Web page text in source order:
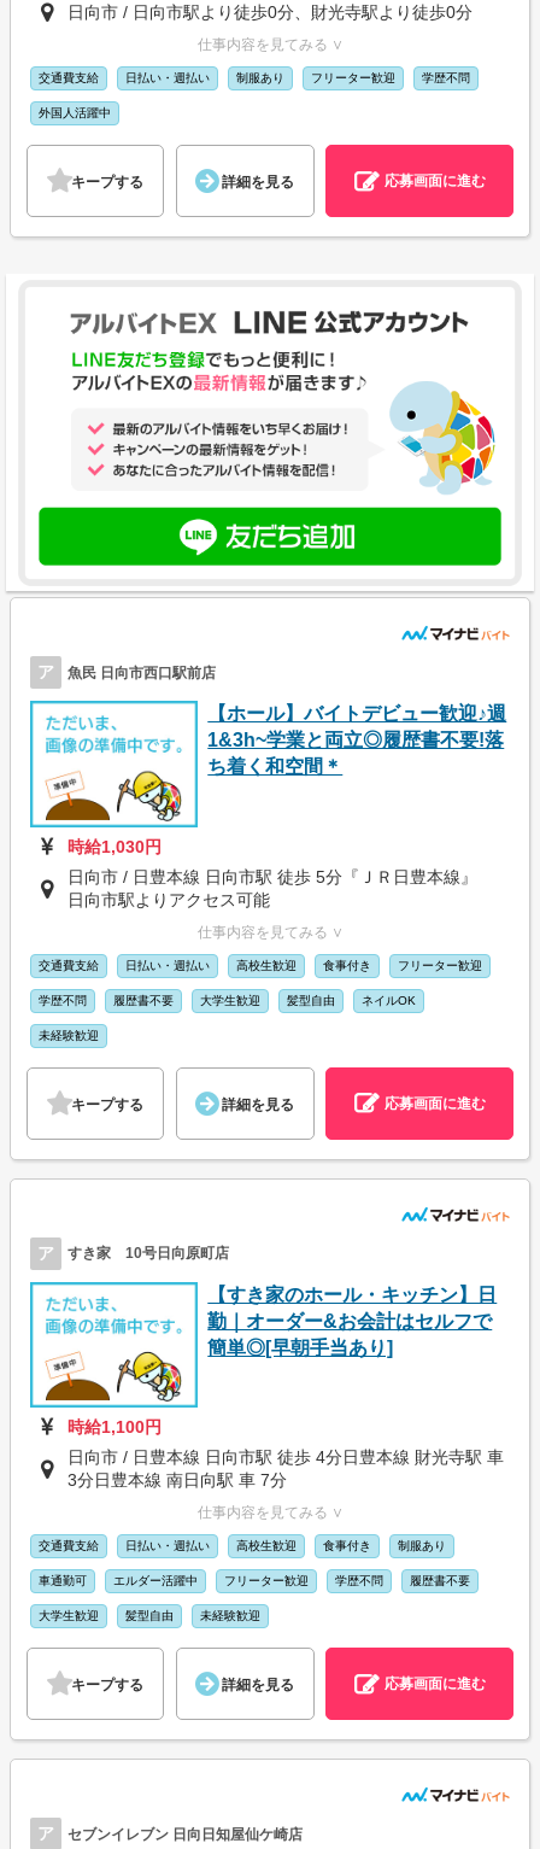
日向市 / 日向市駅より徒歩0分、財光寺駅より徒歩0分
仕事内容を見てみる ∨
交通費支給 日払い・週払い 制服あり フリーター歓迎 学歴不問
外国人活躍中
キープする 詳細を見る 応募画面に進む
ア 魚民 日向市西口駅前店
【ホール】バイトデビュー歓迎♪週
1&3h~学業と両立◎履歴書不要!落
ち着く和空間＊
時給1,030円
日向市 / 日豊本線 日向市駅 徒歩 5分『ＪＲ日豊本線』
日向市駅よりアクセス可能
仕事内容を見てみる ∨
交通費支給 日払い・週払い 高校生歓迎 食事付き フリーター歓迎
学歴不問 履歴書不要 大学生歓迎 髪型自由 ネイルOK
未経験歓迎
キープする 詳細を見る 応募画面に進む
ア すき家 10号日向原町店
【すき家のホール・キッチン】日
勤｜オーダー&お会計はセルフで
簡単◎[早朝手当あり]
時給1,100円
日向市 / 日豊本線 日向市駅 徒歩 4分日豊本線 財光寺駅 車
3分日豊本線 南日向駅 車 7分
仕事内容を見てみる ∨
交通費支給 日払い・週払い 高校生歓迎 食事付き 制服あり
車通勤可 エルダー活躍中 フリーター歓迎 学歴不問 履歴書不要
大学生歓迎 髪型自由 未経験歓迎
キープする 詳細を見る 応募画面に進む
ア セブンイレブン 日向日知屋仙ケ崎店